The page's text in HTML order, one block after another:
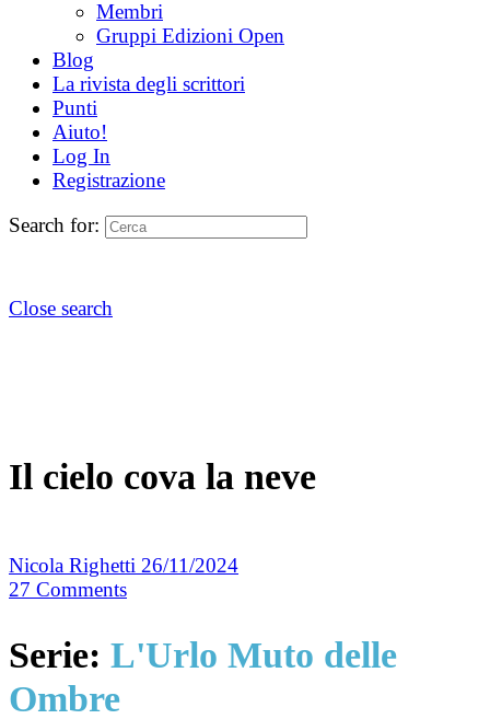
Membri
Gruppi Edizioni Open
Blog
La rivista degli scrittori
Punti
Aiuto!
Log In
Registrazione
Search for:
Close search
Il cielo cova la neve
Nicola Righetti 26/11/2024
27 Comments
Serie: L'Urlo Muto delle
Ombre